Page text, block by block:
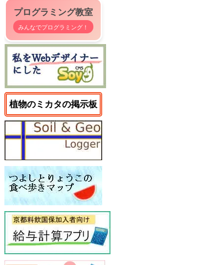
プログラミング教室
みんなでプログラミング！
植物のミカタの掲示板